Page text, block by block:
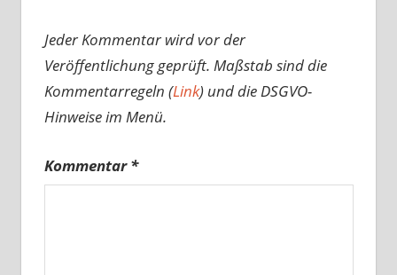
Jeder Kommentar wird vor der
Veröffentlichung geprüft. Maßstab sind die
Kommentarregeln (Link) und die DSGVO-
Hinweise im Menü.
Kommentar*